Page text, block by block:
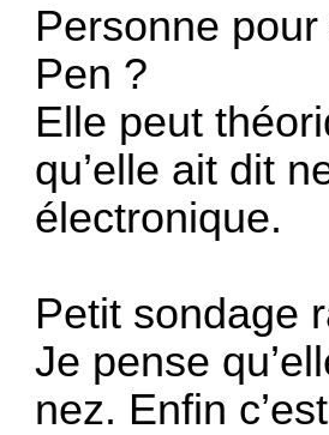
Personne
Pen ?
Elle peut
qu’elle ait dit
électronique.
Petit sondage
Je pense
nez. Enfin